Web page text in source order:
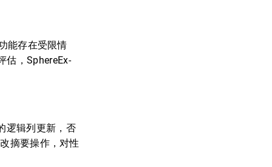
能存在受限情
估，SphereEx-
逻辑列更新，否
摘要操作，对性